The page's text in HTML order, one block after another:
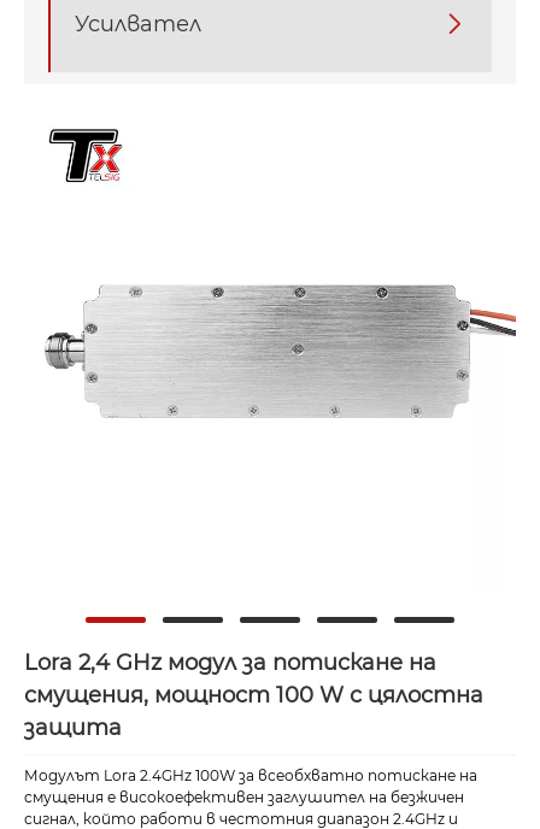
Усилвател 
Lora 2,4 GHz модул за потискане на
смущения, мощност 100 W с цялостна
защита
Модулът Lora 2.4GHz 100W за всеобхватно потискане на
смущения е високоефективен заглушител на безжичен
сигнал, който работи в честотния диапазон 2.4GHz и